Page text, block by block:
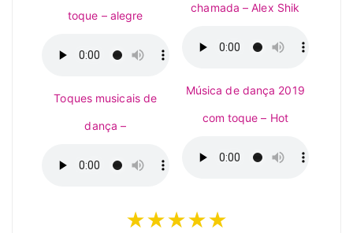
toque – alegre
Toques musicais de
dança –
chamada – Alex Shik
Música de dança 2019
com toque – Hot
★★★★★